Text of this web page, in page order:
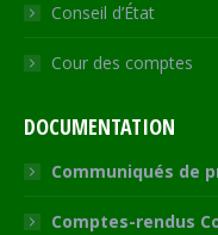
Conseil d’État
Cour des comptes
DOCUMENTATION
Communiqués de
Comptes-rendus